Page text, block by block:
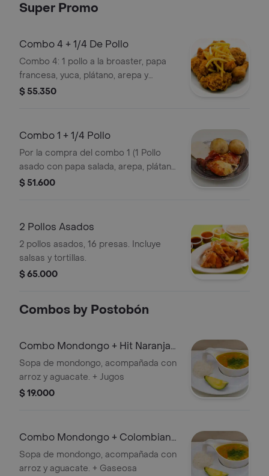
Super Promo
Combo 4 + 1/4 De Pollo
Combo 4: 1 pollo a la broaster, papa
francesa, yuca, plátano, arepa y
gaseosa 1.5 L. Incluye 1/4 de pollo
$ 55.350
Combo 1 + 1/4 Pollo
Por la compra del combo 1 (1 Pollo
asado con papa salada, arepa, plátano
y Gaseosa 1.5 L) lleva gratis 1/4 de
$ 51.600
2 Pollos Asados
2 pollos asados, 16 presas. Incluye
salsas y tortillas.
$ 65.000
Combos by Postobón
Combo Mondongo + Hit Naranja
Piña 500 ml
Sopa de mondongo, acompañada con
arroz y aguacate. + Jugos
$ 19.000
Combo Mondongo + Colombiana
350 ml
Sopa de mondongo, acompañada con
arroz y aguacate. + Gaseosa